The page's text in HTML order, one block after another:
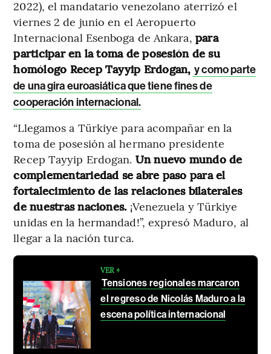
2022), el mandatario venezolano aterrizó el
viernes 2 de junio en el Aeropuerto
Internacional Esenboga de Ankara, para
participar en la toma de posesión de su
homólogo Recep Tayyip Erdogan, y como parte
de una gira euroasiática que tiene fines de
cooperación internacional.
“Llegamos a Türkiye para acompañar en la
toma de posesión al hermano presidente
Recep Tayyip Erdogan. Un nuevo mundo de
complementariedad se abre paso para el
fortalecimiento de las relaciones bilaterales
de nuestras naciones. ¡Venezuela y Türkiye
unidas en la hermandad!”, expresó Maduro, al
llegar a la nación turca.
VER +
Tensiones regionales marcaron
el regreso de Nicolás Maduro a la
escena política internacional